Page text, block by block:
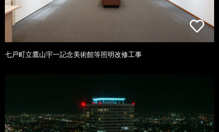
七戸町立鷹山宇一記念美術館等照明改修工事